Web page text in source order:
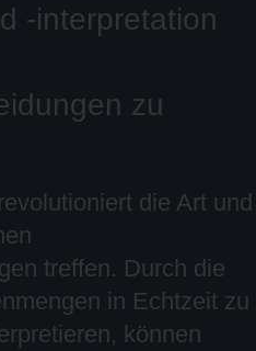
-interpretation
zu
die Art und
treffen. Durch die
in Echtzeit zu
können